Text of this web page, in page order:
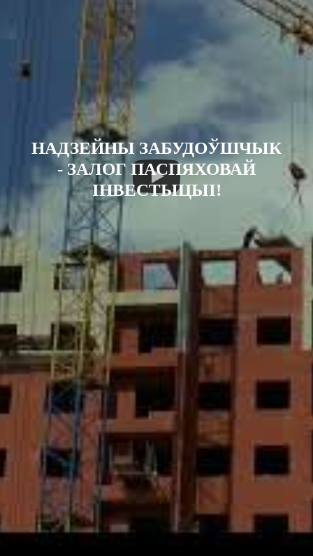
НАДЗЕЙНЫ ЗАБУДОЎШЧЫК
- ЗАЛОГ ПАСПЯХОВАЙ
ІНВЕСТЫЦЫІ!